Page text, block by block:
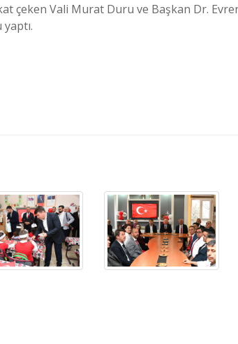
çeken Vali Murat Duru ve Başkan Dr.